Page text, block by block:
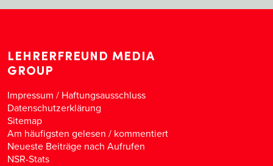
LEHRERFREUND MEDIA
GROUP
Impressum / Haftungsausschluss
Datenschutzerklärung
Sitemap
Am häufigsten gelesen / kommentiert
Neueste Beiträge nach Aufrufen
NSR-Stats